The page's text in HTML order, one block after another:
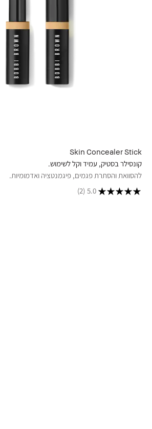
Skin Concealer Stick
קונסילר בסטיק, עמיד וקל לשימוש.
להסוואת והסתרת פגמים, פיגמנטציה ואדמומיות.
5.0
(2)